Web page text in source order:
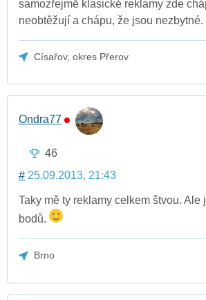
samozřejmě klasické reklamy zde
neobtěžují a chápu, že jsou nezbytné.
Císařov, okres Přerov
Ondra77
46
# 25.09.2013, 21:43
Taky mě ty reklamy celkem štvou. Ale
bodů.
Brno